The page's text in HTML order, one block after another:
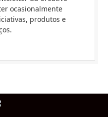
ocasionalmente
produtos e